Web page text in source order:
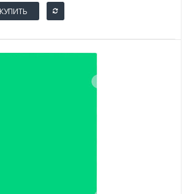
КУПИТЬ